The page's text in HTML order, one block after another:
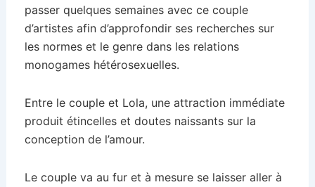
passer quelques semaines avec ce couple
d’artistes afin d’approfondir ses recherches sur
les normes et le genre dans les relations
monogames hétérosexuelles.
Entre le couple et Lola, une attraction immédiate
produit étincelles et doutes naissants sur la
conception de l’amour.
Le couple va au fur et à mesure se laisser aller à